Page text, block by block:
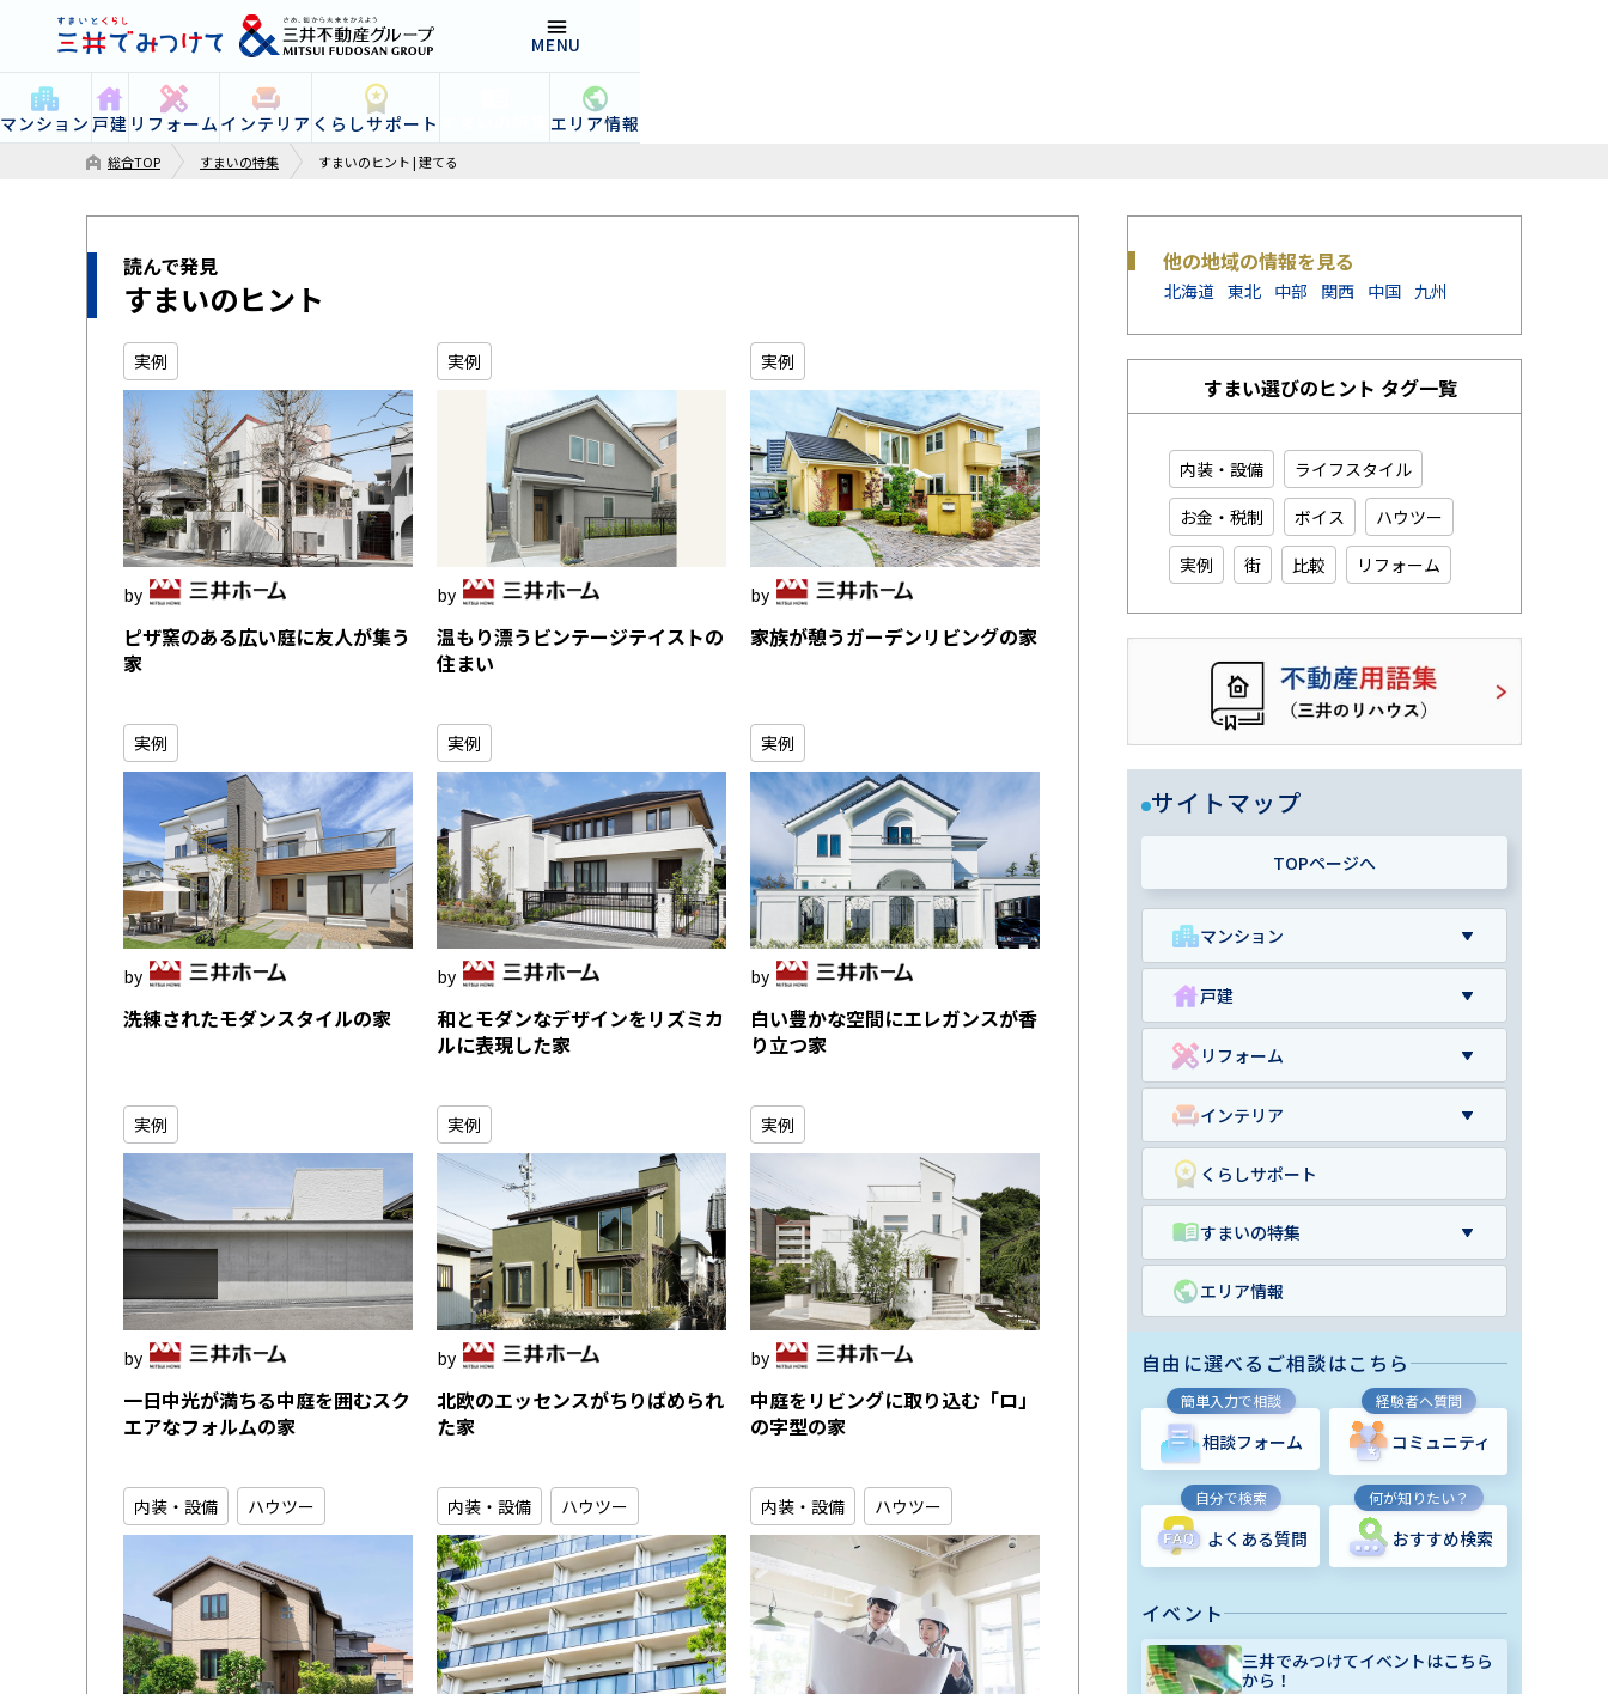
MENU
マンション 戸建 リフォーム インテリア くらしサポート エリア情報
総合TOP すまいの特集 すまいのヒント | 建てる
読んで発見
すまいのヒント
実例
ピザ窯のある広い庭に友人が集う
家
実例
温もり漂うビンテージテイストの
住まい
実例
家族が憩うガーデンリビングの家
実例
洗練されたモダンスタイルの家
実例
和とモダンなデザインをリズミカ
ルに表現した家
実例
白い豊かな空間にエレガンスが香
り立つ家
実例
一日中光が満ちる中庭を囲むスク
エアなフォルムの家
実例
北欧のエッセンスがちりばめられ
た家
実例
中庭をリビングに取り込む「ロ」
の字型の家
内装・設備 ハウツー 内装・設備 ハウツー 内装・設備 ハウツー
他の地域の情報を見る
北海道 東北 中部 関西 中国 九州
すまい選びのヒント タグ一覧
内装・設備
ライフスタイル
お金・税制
ボイス
ハウツー
実例
街 比較 リフォーム
サイトマップ
TOPページへ
マンション
戸建
リフォーム
インテリア
くらしサポート
すまいの特集
エリア情報
自由に選べるご相談はこちら
簡単入力で相談
相談フォーム
経験者へ質問
コミュニティ
自分で検索
よくある質問
何が知りたい？
おすすめ検索
イベント
三井でみつけてイベントはこちら
から！